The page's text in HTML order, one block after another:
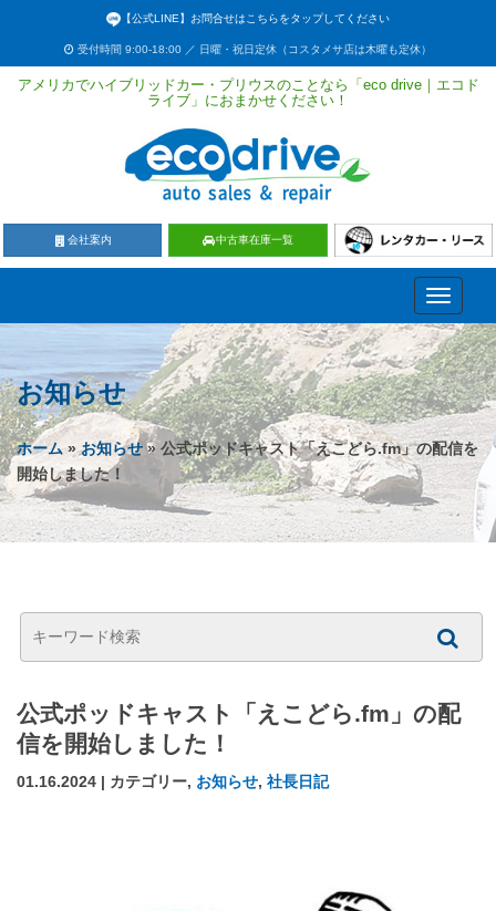
【公式LINE】お問合せはこちらをタップしてください
受付時間 9:00-18:00 ／ 日曜・祝日定休（コスタメサ店は木曜も定休）
アメリカでハイブリッドカー・プリウスのことなら「eco drive｜エコド
ライブ」におまかせください！
会社案内 中古車在庫一覧
Toggle
お知らせ
ホーム»お知らせ» 公式ポッドキャスト「えこどら.fm」の配信を
開始しました！
公式ポッドキャスト「えこどら.fm」の配
信を開始しました！
01.16.2024 | カテゴリー, お知らせ, 社長日記